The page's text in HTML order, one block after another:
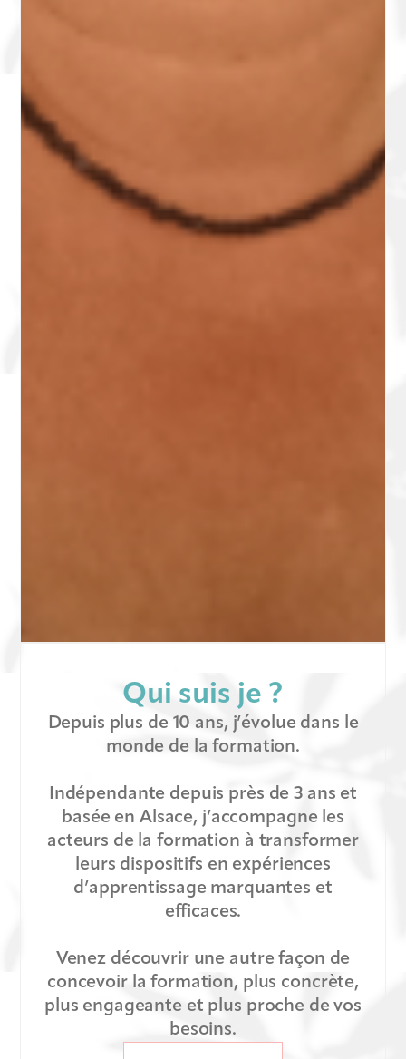
Qui suis je ?
Depuis plus de 10 ans, j’évolue dans le
monde de la formation.
Indépendante depuis près de 3 ans et
basée en Alsace, j’accompagne les
acteurs de la formation à transformer
leurs dispositifs en expériences
d’apprentissage marquantes et
efficaces.
Venez découvrir une autre façon de
concevoir la formation, plus concrète,
plus engageante et plus proche de vos
besoins.